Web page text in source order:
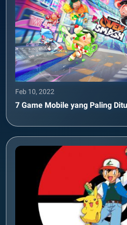
Feb 10, 2022
7 Game Mobile yang Paling